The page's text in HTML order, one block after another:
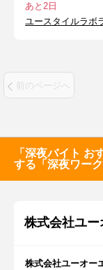
あと2日
ユースタイルラボ
前のページへ
「深夜バイト お
する「深夜ワー
株式会社ユ
株式会社ユーオー